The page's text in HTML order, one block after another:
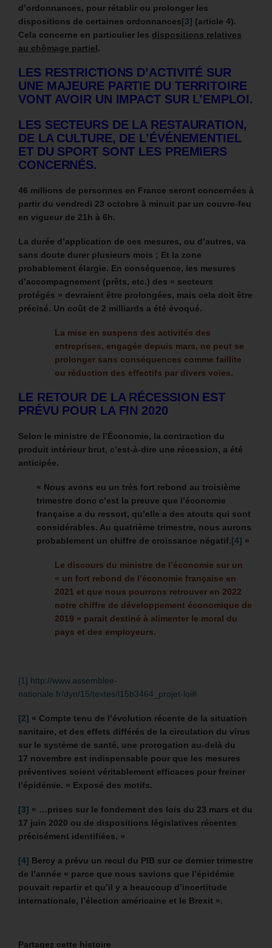
d’ordonnances, pour rétablir ou prolonger les
dispositions de certaines ordonnances[3] (article 4).
Cela concerne en particulier les dispositions relatives
au chômage partiel.
LES RESTRICTIONS D’ACTIVITÉ SUR
UNE MAJEURE PARTIE DU TERRITOIRE
VONT AVOIR UN IMPACT SUR L’EMPLOI.
LES SECTEURS DE LA RESTAURATION,
DE LA CULTURE, DE L’ÉVÉNEMENTIEL
ET DU SPORT SONT LES PREMIERS
CONCERNÉS.
46 millions de personnes en France seront concernées à
partir du vendredi 23 octobre à minuit par un couvre-feu
en vigueur de 21h à 6h.
La durée d’application de ces mesures, ou d’autres, va
sans doute durer plusieurs mois ; Et la zone
probablement élargie. En conséquence, les mesures
d’accompagnement (prêts, etc.) des « secteurs
protégés » devraient être prolongées, mais cela doit être
précisé. Un coût de 2 milliards a été évoqué.
La mise en suspens des activités des
entreprises, engagée depuis mars, ne peut se
prolonger sans conséquences comme faillite
ou réduction des effectifs par divers voies.
LE RETOUR DE LA RÉCESSION EST
PRÉVU POUR LA FIN 2020
Selon le ministre de l’Économie, la contraction du
produit intérieur brut, c’est-à-dire une récession, a été
anticipée.
« Nous avons eu un très fort rebond au troisième
trimestre donc c’est la preuve que l’économie
française a du ressort, qu’elle a des atouts qui sont
considérables. Au quatrième trimestre, nous aurons
probablement un chiffre de croissance négatif.[4] »
Le discours du ministre de l’économie sur un
« un fort rebond de l’économie française en
2021 et que nous pourrons retrouver en 2022
notre chiffre de développement économique de
2019 » parait destiné à alimenter le moral du
pays et des employeurs.
[1] http://www.assemblee-
nationale.fr/dyn/15/textes/l15b3464_projet-loi#
[2] « Compte tenu de l’évolution récente de la situation
sanitaire, et des effets différés de la circulation du virus
sur le système de santé, une prorogation au‑delà du
17 novembre est indispensable pour que les mesures
préventives soient véritablement efficaces pour freiner
l’épidémie. » Exposé des motifs.
[3] « …prises sur le fondement des lois du 23 mars et du
17 juin 2020 ou de dispositions législatives récentes
précisément identifiées. »
[4] Bercy a prévu un recul du PIB sur ce dernier trimestre
de l’année « parce que nous savions que l’épidémie
pouvait repartir et qu’il y a beaucoup d’incertitude
internationale, l’élection américaine et le Brexit ».
Partagez cette histoire